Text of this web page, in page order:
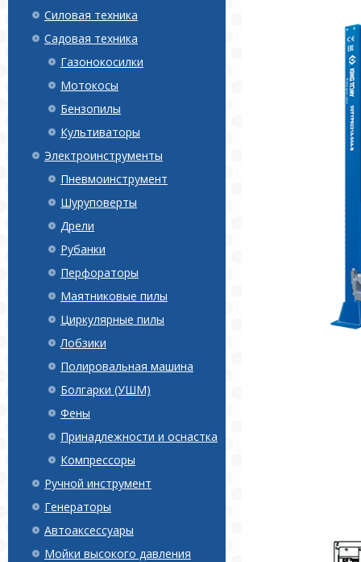
Силовая техника
Садовая техника
Газонокосилки
Мотокосы
Бензопилы
Культиваторы
Электроинструменты
Пневмоинструмент
Шуруповерты
Дрели
Рубанки
Перфораторы
Маятниковые пилы
Циркулярные пилы
Лобзики
Полировальная машина
Болгарки (УШМ)
Фены
Принадлежности и оснастка
Компрессоры
Ручной инструмент
Генераторы
Автоаксессуары
Мойки высокого давления